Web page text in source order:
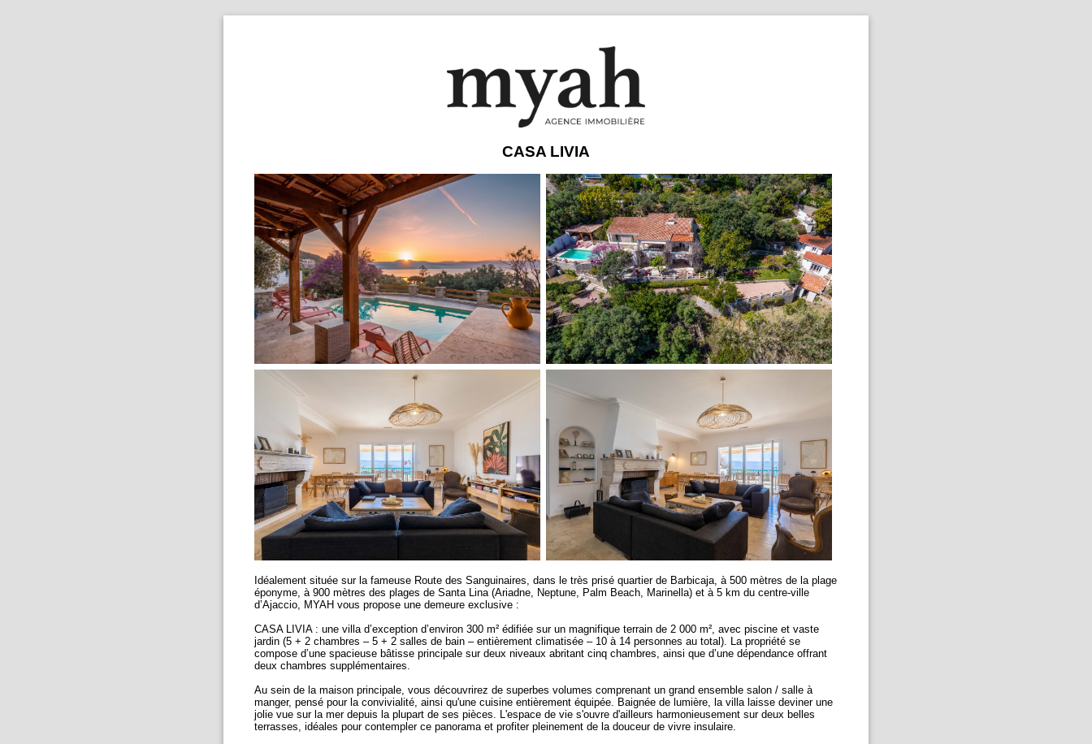
CASA LIVIA
Idéalement située sur la fameuse Route des Sanguinaires, dans le très prisé quartier de Barbicaja, à 500 mètres de la plage
éponyme, à 900 mètres des plages de Santa Lina (Ariadne, Neptune, Palm Beach, Marinella) et à 5 km du centre-ville
d’Ajaccio, MYAH vous propose une demeure exclusive :
CASA LIVIA : une villa d’exception d’environ 300 m² édifiée sur un magnifique terrain de 2 000 m², avec piscine et vaste
jardin (5 + 2 chambres – 5 + 2 salles de bain – entièrement climatisée – 10 à 14 personnes au total). La propriété se
compose d’une spacieuse bâtisse principale sur deux niveaux abritant cinq chambres, ainsi que d’une dépendance offrant
deux chambres supplémentaires.
Au sein de la maison principale, vous découvrirez de superbes volumes comprenant un grand ensemble salon / salle à
manger, pensé pour la convivialité, ainsi qu'une cuisine entièrement équipée. Baignée de lumière, la villa laisse deviner une
jolie vue sur la mer depuis la plupart de ses pièces. L'espace de vie s'ouvre d'ailleurs harmonieusement sur deux belles
terrasses, idéales pour contempler ce panorama et profiter pleinement de la douceur de vivre insulaire.